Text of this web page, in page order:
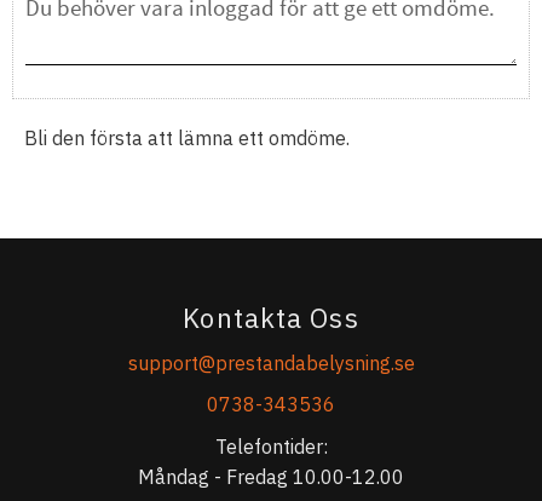
Bli den första att lämna ett omdöme.
Kontakta Oss
support@prestandabelysning.se
0738-343536
Telefontider:
Måndag - Fredag 10.00-12.00